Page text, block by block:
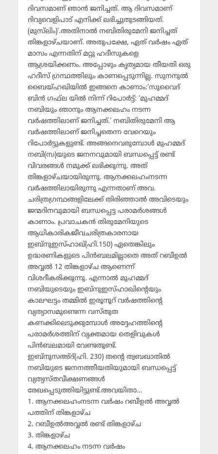
ദിവസമാണ് ഞാന്‍ ജനിച്ചത്. ആ ദിവസമാണ്
ദിവ്യവെളിപാട് എനിക്ക് ലഭിച്ചുതുടങ്ങിയത്.
(മുസ്‌ലിം)’.അതിനാല്‍ നബിതിരുമേനി ജനിച്ചത്
തിങ്കളാഴ്ചയാണ്. അതുപക്ഷേ, ഏത് വര്‍ഷം ഏത്
മാസം എന്നതിന് മറ്റു ഹദീസുകളെ
ആശ്രയിക്കണം. അപ്പോഴും കൃത്യമായ തീയതി ഒരു
ഹദീസ് ഗ്രന്ഥത്തിലും കാണപ്പെടുന്നില്ല. സുനനുല്‍
ബൈയ്ഹഖിയില്‍ ഇങ്ങനെ കാണാം:’സുവൈദ്
ബിന്‍ ഗഫ്‌ല യില്‍ നിന്ന് റിപോര്‍ട്ട്: ‘മുഹമ്മദ്
നബിയും ഞാനും ആനക്കലഹം നടന്ന
വര്‍ഷത്തിലാണ് ജനിച്ചത്.’ നബിതിരുമേനി ആ
വര്‍ഷത്തിലാണ് ജനിച്ചതെന്ന വേറെയും
റിപോര്‍ട്ടുകളുണ്ട്. അങ്ങനെവരുമ്പോള്‍ മുഹമ്മദ്
നബി(സ)യുടെ ജനനവുമായി ബന്ധപ്പെട്ട് രണ്ട്
വിവരങ്ങള്‍ നമുക്ക് ലഭിക്കുന്നു. അത്
തിങ്കളാഴ്ചയായിരുന്നു. ആനക്കലഹംനടന്ന
വര്‍ഷത്തിലായിരുന്നു എന്നതാണ് അവ.
ചരിത്രഗ്രന്ഥങ്ങളിലേക്ക് തിരിഞ്ഞാല്‍ അവിടെയും
ജന്മദിനവുമായി ബന്ധപ്പെട്ട പരാമര്‍ശങ്ങള്‍
കാണാം. പ്രവാചകന്‍ തിരുമേനിയുടെ
ആധികാരികജീവചരിത്രകാരനായ
ഇബ്‌നുഇസ്ഹാഖ്(ഹി.150) ഏതെങ്കിലും
ഉദ്ധരണികളുടെ പിന്‍ബലമില്ലാതെ അത് റബീഉല്‍
അവ്വല്‍ 12 തിങ്കളാഴ്ച ആണെന്ന്
വിശദീകരിക്കുന്നു. എന്നാല്‍ മുഹമ്മദ്
നബിയുടെയും ഇബ്‌നുഇസ്ഹാഖിന്റെയും
കാലഘട്ടം തമ്മില്‍ ഇരൂനൂറ് വര്‍ഷത്തിന്റെ
വ്യത്യാസമുണ്ടെന്ന വസ്തുത
കണക്കിലെടുക്കുമ്പോള്‍ അദ്ദേഹത്തിന്റെ
പരാമര്‍ശത്തിന് വ്യക്തമായ തെളിവുകള്‍
പിന്‍ബലമായി വേണ്ടതുണ്ട്.
ഇബ്‌നുസഅ്ദ്(ഹി. 230) തന്റെ ത്വബഖാതില്‍
നബിയുടെ ജനനത്തീയതിയുമായി ബന്ധപ്പെട്ട്
വ്യത്യസ്തവീക്ഷണങ്ങള്‍
രേഖപ്പെടുത്തിയിട്ടുണ്ട്.അവയിതാ…
1. ആനക്കലഹംനടന്ന വര്‍ഷം റബീഉല്‍ അവ്വല്‍
പത്തിന് തിങ്കളാഴ്ച
2. റബീഉല്‍അവ്വല്‍ രണ്ട് തിങ്കളാഴ്ച
3. തിങ്കളാഴ്ച
4. ആനക്കലഹം നടന്ന വര്‍ഷം